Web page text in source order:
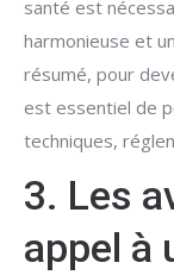
santé est
harmonieuse et
résumé, pour
est essentiel de
techniques,
3. Les
appel à